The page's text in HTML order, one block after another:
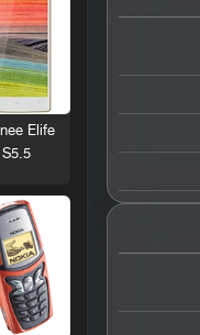
Elife
S5.5